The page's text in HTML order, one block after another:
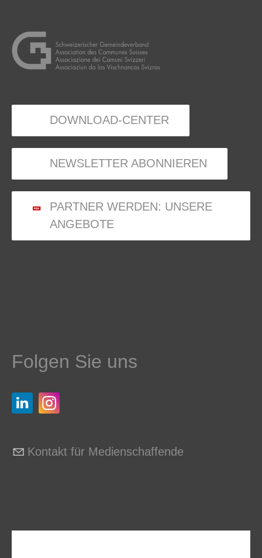
DOWNLOAD-CENTER
NEWSLETTER ABONNIEREN
PARTNER WERDEN: UNSERE
ANGEBOTE
Folgen Sie uns
Kontakt für Medienschaffende